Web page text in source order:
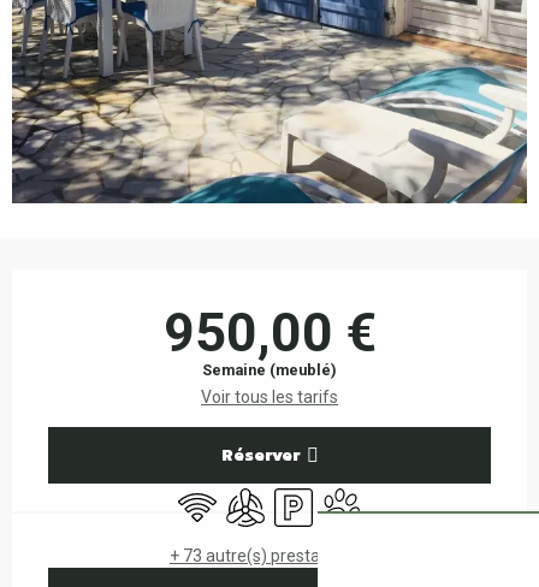
950,00 €
Semaine (meublé)
Voir tous les tarifs
Réserver
WiFi Air conditionné
ParkingAnimaux acceptés
+ 73 autre(s) prestation(s)